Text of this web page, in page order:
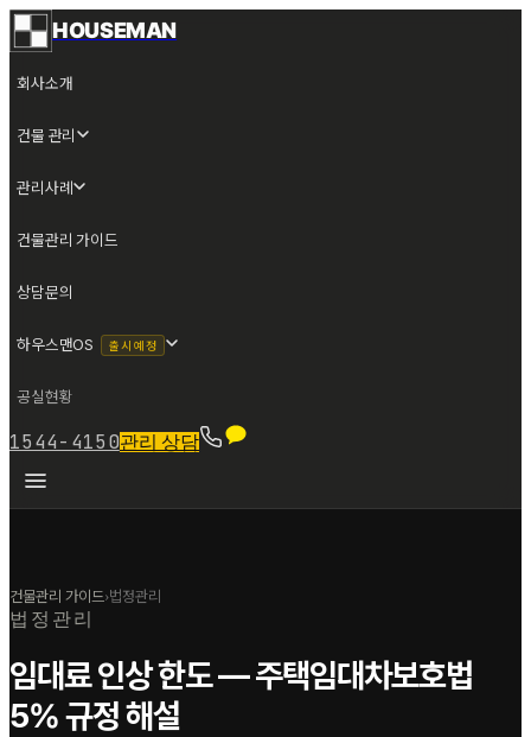
HOUSEMAN
회사소개
건물 관리
관리사례
건물관리 가이드
상담문의
하우스맨OS 출시 예정
공실현황
1544-4150관리 상담
건물관리 가이드›법정관리
법정관리
임대료 인상 한도 — 주택임대차보호법
5% 규정 해설